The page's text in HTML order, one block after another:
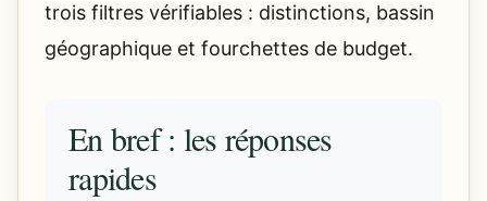
trois filtres vérifiables : distinctions, bassin
géographique et fourchettes de budget.
En bref : les réponses
rapides